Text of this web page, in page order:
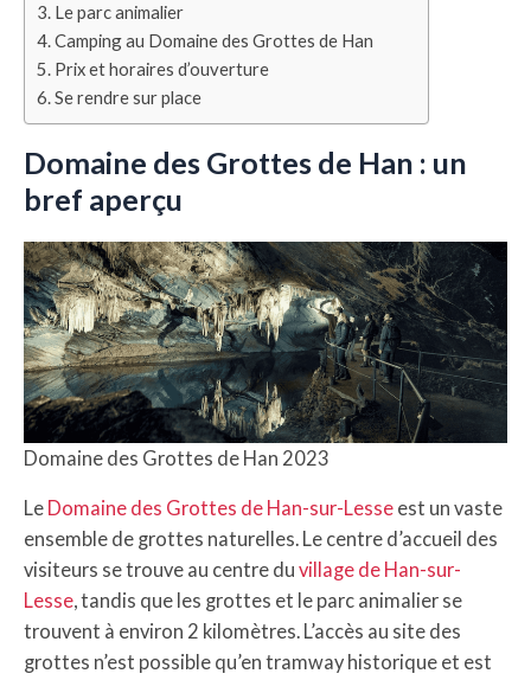
Le parc animalier
Camping au Domaine des Grottes de Han
Prix et horaires d’ouverture
Se rendre sur place
Domaine des Grottes de Han : un
bref aperçu
Domaine des Grottes de Han 2023
Le Domaine des Grottes de Han-sur-Lesse est un vaste
ensemble de grottes naturelles. Le centre d’accueil des
visiteurs se trouve au centre du village de Han-sur-
Lesse, tandis que les grottes et le parc animalier se
trouvent à environ 2 kilomètres. L’accès au site des
grottes n’est possible qu’en tramway historique et est